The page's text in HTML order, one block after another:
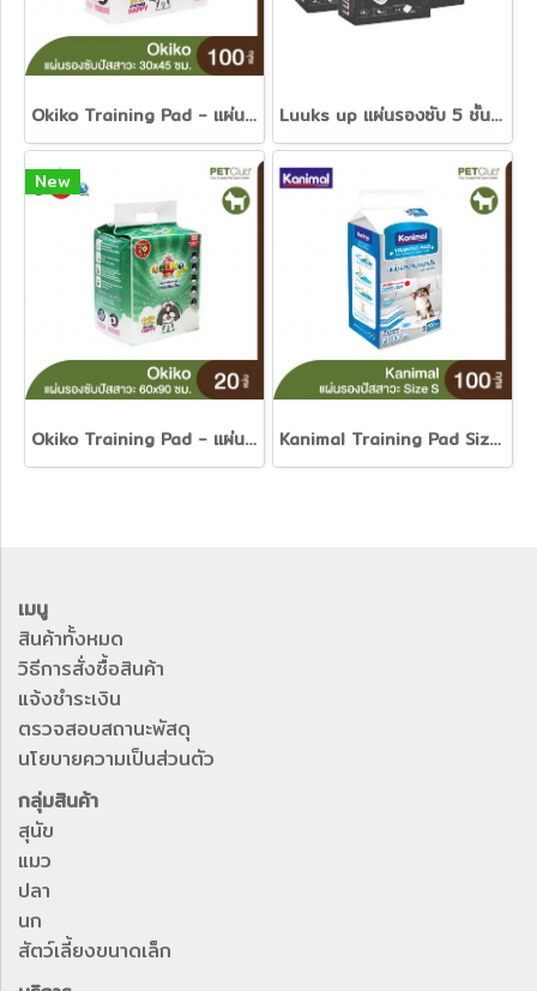
Okiko Training Pad - แผ่นรองซับปัสสาวะ 30x45ซม 100แผ่น Luuks up แผ่นรองซับ 5 ชั้น เกรดพรีเมี่ยม
New
Okiko Training Pad - แผ่นรองซับปัสสาวะ 60x90ซม. 20แผ่น Kanimal Training Pad Size S - แผ่นรองซับ 100 แผ่น
เมนู
สินค้าทั้งหมด
วิธีการสั่งซื้อสินค้า
แจ้งชำระเงิน
ตรวจสอบสถานะพัสดุ
นโยบายความเป็นส่วนตัว
กลุ่มสินค้า
สุนัข
แมว
ปลา
นก
สัตว์เลี้ยงขนาดเล็ก